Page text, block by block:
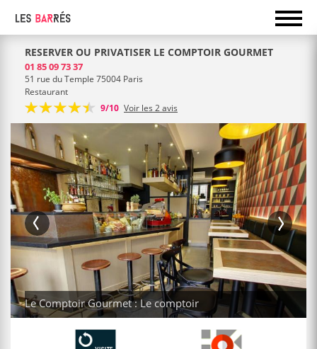
RESERVER OU PRIVATISER LE COMPTOIR GOURMET
01 85 09 73 37
51 rue du Temple 75004 Paris
Restaurant
9/10 Voir les 2 avis
Le Comptoir Gourmet : Le comptoir